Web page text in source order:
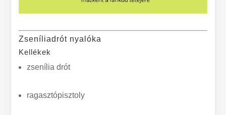
Zseníliadrót nyalóka
Kellékek
zsenília drót
ragasztópisztoly